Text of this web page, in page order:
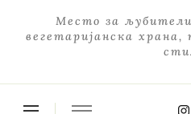
Место за
вегетаријанска